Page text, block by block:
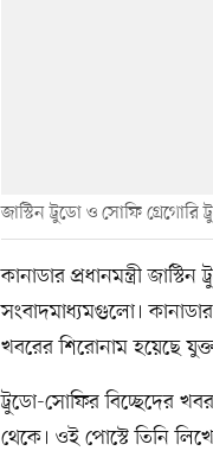
জাস্টিন ট্রুডো ও সোফি গ্রেগোরি
কানাডার প্রধানমন্ত্রী
সংবাদমাধ্যমগুলো।
খবরের শিরোনাম হয়েছে
ট্রুডো-সোফির বিচ্ছেদের
থেকে। ওই পোস্টে তিনি